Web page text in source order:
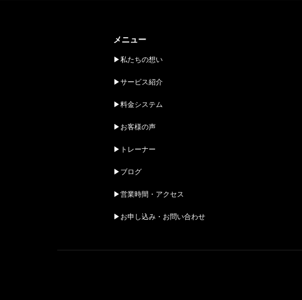
メニュー
▶︎私たちの想い
▶︎サービス紹介
▶︎料金システム
▶︎お客様の声
▶︎トレーナー
▶︎ブログ
▶︎営業時間・アクセス
▶︎お申し込み・お問い合わせ